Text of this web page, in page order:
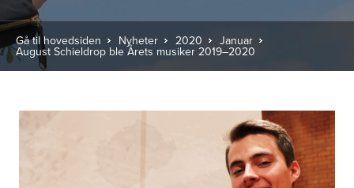
Gå til hovedsiden Nyheter 2020 Januar
August Schieldrop ble Årets musiker 2019–2020